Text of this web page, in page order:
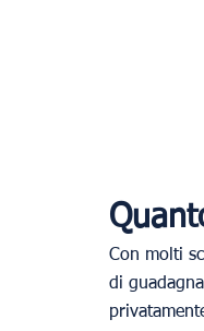
Con molti
di